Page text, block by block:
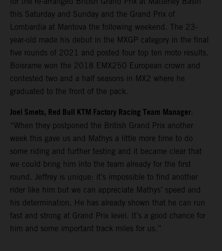
this Saturday and Sunday and the Grand Prix of
Lombardia at Mantova the following weekend. The 23-
year-old made his debut in the MXGP category in the final
five rounds of 2021 and posted four top ten moto results.
Boisrame won the 2018 EMX250 European crown and
contested two and a half seasons in MX2 where he
graduated to the front of the pack.
Joel Smets, Red Bull KTM Factory Racing Team Manager:
“When they postponed the British Grand Prix another
week this gave us and Mathys a little more time to do
some riding and further testing and it became clear that
we could bring him into the team already for the first
round. Jeffrey is unique: it’s impossible to find another
rider like him but we can appreciate Mathys’ speed and
his determination. He has already shown that he can run
fast and strong at Grand Prix level. It’s a good chance for
him and some important track miles for us.”